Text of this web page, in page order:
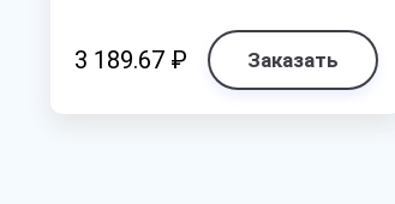
3 189.67 ₽ Заказать